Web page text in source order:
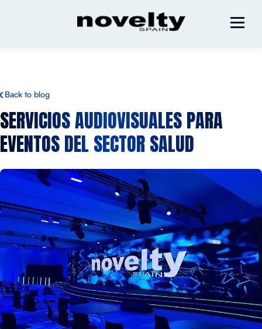
Back to blog
SERVICIOS AUDIOVISUALES PARA
EVENTOS DEL SECTOR SALUD